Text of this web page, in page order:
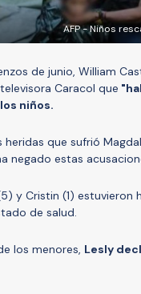
AFP - Niños
de junio, William
Caracol que
niños.
que sufrió
negado estas
y Cristin (1)
de salud.
los menores, Lesly